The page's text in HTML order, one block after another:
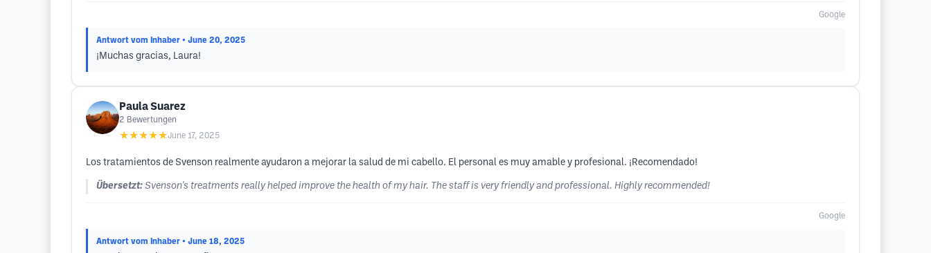
Google
Antwort vom Inhaber • June 20, 2025
¡Muchas gracias, Laura!
Paula Suarez
2 Bewertungen
★★★★★June 17, 2025
Los tratamientos de Svenson realmente ayudaron a mejorar la salud de mi cabello. El personal es muy amable y profesional. ¡Recomendado!
Übersetzt: Svenson's treatments really helped improve the health of my hair. The staff is very friendly and professional. Highly recommended!
Google
Antwort vom Inhaber • June 18, 2025